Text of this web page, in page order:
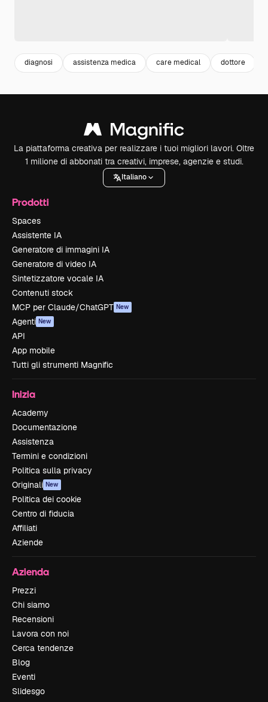
diagnosi assistenza medica care medical dottore
La piattaforma creativa per realizzare i tuoi migliori lavori. Oltre
1 milione di abbonati tra creativi, imprese, agenzie e studi.
Italiano
Prodotti
Spaces
Assistente IA
Generatore di immagini IA
Generatore di video IA
Sintetizzatore vocale IA
Contenuti stock
MCP per Claude/ChatGPT New
Agenti New
API
App mobile
Tutti gli strumenti Magnific
Inizia
Academy
Documentazione
Assistenza
Termini e condizioni
Politica sulla privacy
Originali New
Politica dei cookie
Centro di fiducia
Affiliati
Aziende
Azienda
Prezzi
Chi siamo
Recensioni
Lavora con noi
Cerca tendenze
Blog
Eventi
Slidesgo